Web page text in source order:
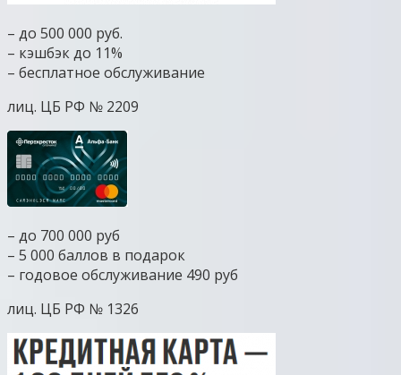
– до 500 000 руб.
– кэшбэк до 11%
– бесплатное обслуживание
лиц. ЦБ РФ № 2209
– до 700 000 руб
– 5 000 баллов в подарок
– годовое обслуживание 490 руб
лиц. ЦБ РФ № 1326